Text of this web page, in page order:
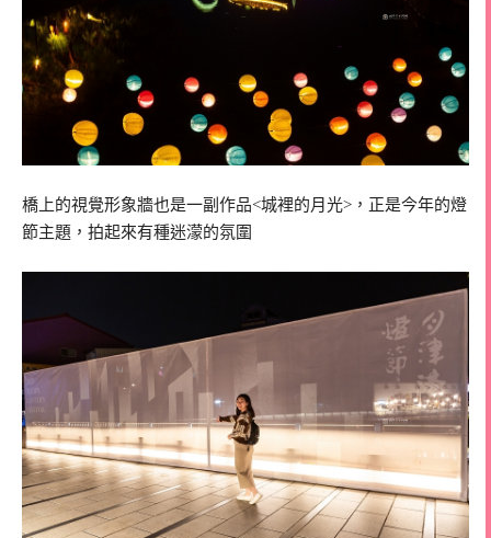
橋上的視覺形象牆也是一副作品<城裡的月光>，正是今年的燈
節主題，拍起來有種迷濛的氛圍